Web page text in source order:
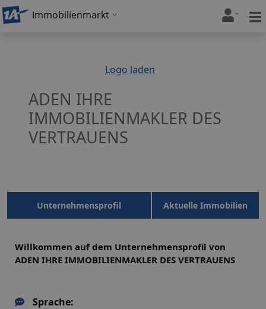
Immobilienmarkt
Logo laden
ADEN IHRE
IMMOBILIENMAKLER DES
VERTRAUENS
Unternehmensprofil Aktuelle Immobilien
Willkommen auf dem Unternehmensprofil von
ADEN IHRE IMMOBILIENMAKLER DES VERTRAUENS
Sprache: